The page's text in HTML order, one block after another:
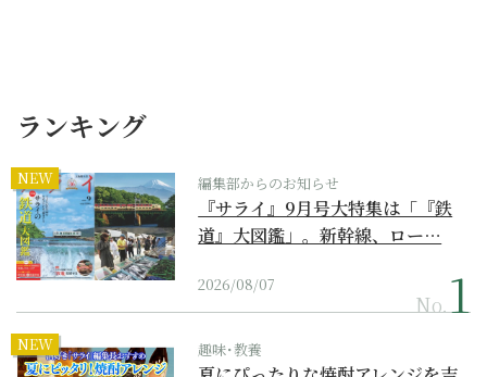
ランキング
NEW 編集部からのお知らせ
『サライ』9月号大特集は「『鉄
道』大図鑑」。新幹線、ロー…
2026/08/07
No.
NEW 趣味･教養